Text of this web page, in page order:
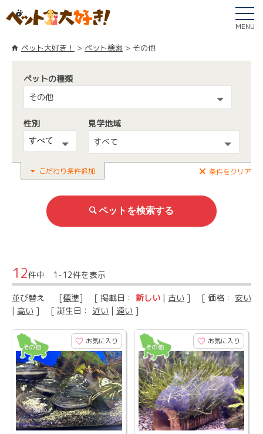
MENU
ペット大好き！ ペット検索 その他
ペットの種類
その他
性別
見学地域
すべて
こだわり条件追加 条件をクリア
12件中 1-12件を表示
並び替え [標準] [ 掲載日： 新しい | 古い ] [ 価格： 安い
| 高い ] [ 誕生日： 近い | 遠い ]
お気に入り お気に入り